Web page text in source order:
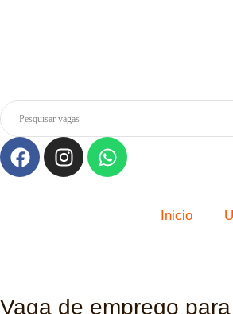
Inicio
Vaga de emprego